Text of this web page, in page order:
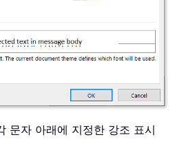
문자 아래에 지정한 강조 표시